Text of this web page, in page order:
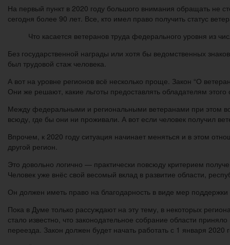
На первый пункт в 2020 году большого внимания обращать не
сегодня более 90 лет. Все, кто имел право получить статус
Что касается ветеранов труда федерального уровня из
Без государственной награды или хотя бы ведомственных
был трудовой стаж человека.
А вот на уровне регионов всё несколько проще. Закон “О
Они же решают, какие льготы предоставлять обладателям этого
Между федеральными и региональными ветеранами при этом
всюду, где бы они ни проживали. А вот если человек получил
Впрочем, к 2020 году ситуация начинает меняться и в этом
другой регион.
Это довольно логично — практически повсюду критерием
Человек уже внёс свой весомый вклад в развитие области,
Он должен иметь право на благодарность в виде мер
Пока в Думе только рассуждают на эту тему, в некоторых
стало известно, что законодательное собрание области
переезда. Закон должен будет начать работать с 1 января 2020